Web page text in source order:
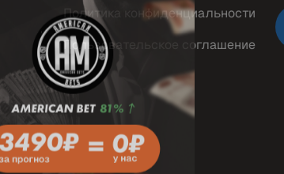
Политика конфиденциальности
Пользовательское соглашение